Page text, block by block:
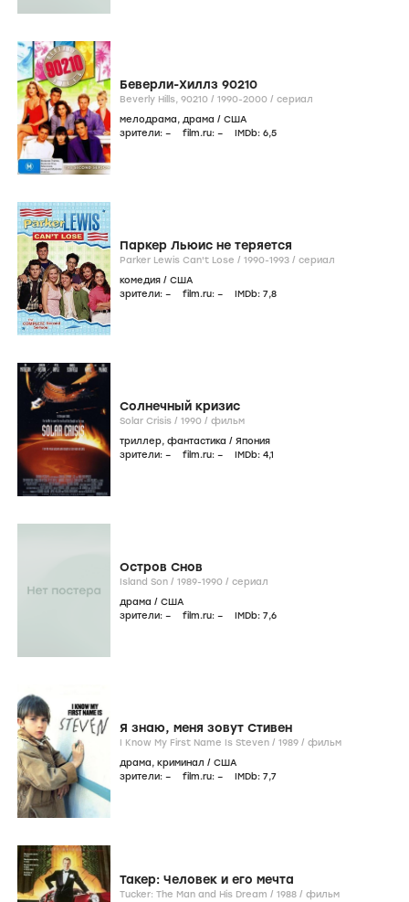
Беверли-Хиллз 90210
Beverly Hills, 90210 / 1990-2000 / сериал
мелодрама, драма / США
зрители: – film.ru: – IMDb: 6,5
Паркер Льюис не теряется
Parker Lewis Can't Lose / 1990-1993 / сериал
комедия / США
зрители: – film.ru: – IMDb: 7,8
Солнечный кризис
Solar Crisis / 1990 / фильм
триллер, фантастика / Япония
зрители: – film.ru: – IMDb: 4,1
Остров Снов
Island Son / 1989-1990 / сериал
драма / США
зрители: – film.ru: – IMDb: 7,6
Я знаю, меня зовут Стивен
I Know My First Name Is Steven / 1989 / фильм
драма, криминал / США
зрители: – film.ru: – IMDb: 7,7
Такер: Человек и его мечта
Tucker: The Man and His Dream / 1988 / фильм